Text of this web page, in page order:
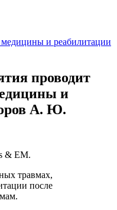
проводит
и
А. Ю.
& EM.
травмах,
после